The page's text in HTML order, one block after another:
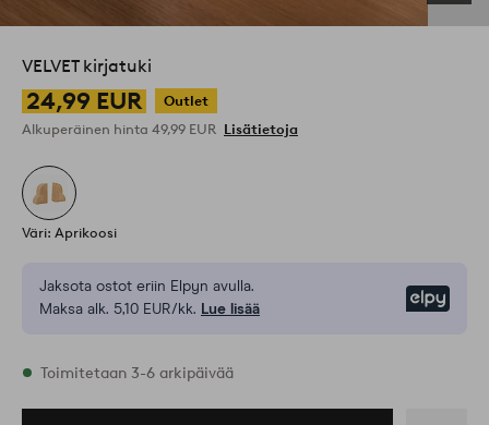
VELVET kirjatuki
24,99 EUR
Outlet
Alkuperäinen hinta 49,99 EUR Lisätietoja
Väri: Aprikoosi
Jaksota ostot eriin Elpyn avulla.
Maksa alk. 5,10 EUR/kk. Lue lisää
Varastossa
Toimitetaan 3-6 arkipäivää